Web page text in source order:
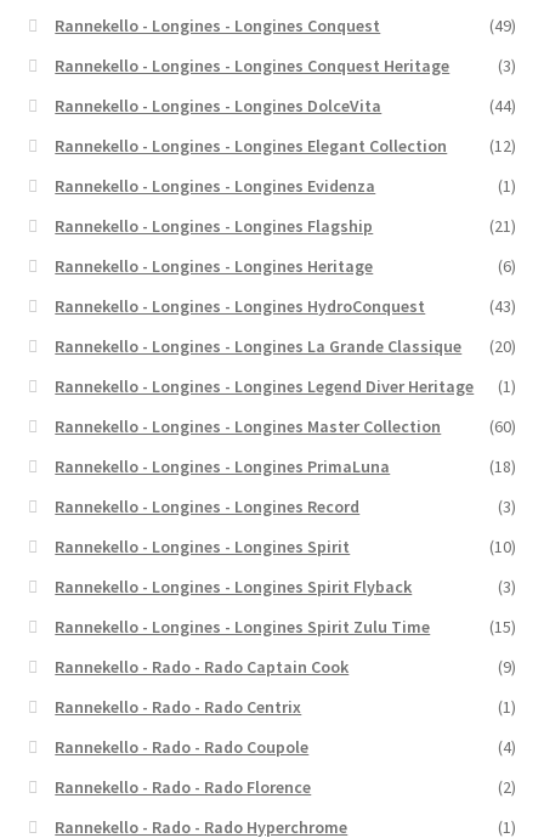
Rannekello - Longines - Longines Conquest
(49)
Rannekello - Longines - Longines Conquest Heritage
(3)
Rannekello - Longines - Longines DolceVita
(44)
Rannekello - Longines - Longines Elegant Collection
(12)
Rannekello - Longines - Longines Evidenza
(1)
Rannekello - Longines - Longines Flagship
(21)
Rannekello - Longines - Longines Heritage
(6)
Rannekello - Longines - Longines HydroConquest
(43)
Rannekello - Longines - Longines La Grande Classique
(20)
Rannekello - Longines - Longines Legend Diver Heritage
(1)
Rannekello - Longines - Longines Master Collection
(60)
Rannekello - Longines - Longines PrimaLuna
(18)
Rannekello - Longines - Longines Record
(3)
Rannekello - Longines - Longines Spirit
(10)
Rannekello - Longines - Longines Spirit Flyback
(3)
Rannekello - Longines - Longines Spirit Zulu Time
(15)
Rannekello - Rado - Rado Captain Cook
(9)
Rannekello - Rado - Rado Centrix
(1)
Rannekello - Rado - Rado Coupole
(4)
Rannekello - Rado - Rado Florence
(2)
Rannekello - Rado - Rado Hyperchrome
(1)